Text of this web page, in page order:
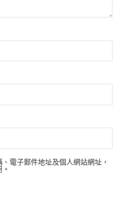
電子郵件地址及個人網站網址，